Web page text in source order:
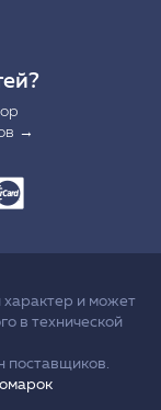
→
и может
в технической
поставщиков.